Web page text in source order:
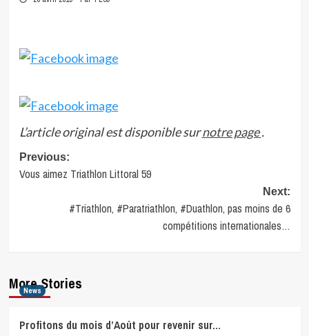
L’article original est disponible surnotre page.
Post
navigation
Previous:
Vous aimez Triathlon Littoral 59
Next:
#Triathlon, #Paratriathlon, #Duathlon, pas moins de 6
compétitions internationales…
More Stories
News
Profitons du mois d’Août pour revenir sur…